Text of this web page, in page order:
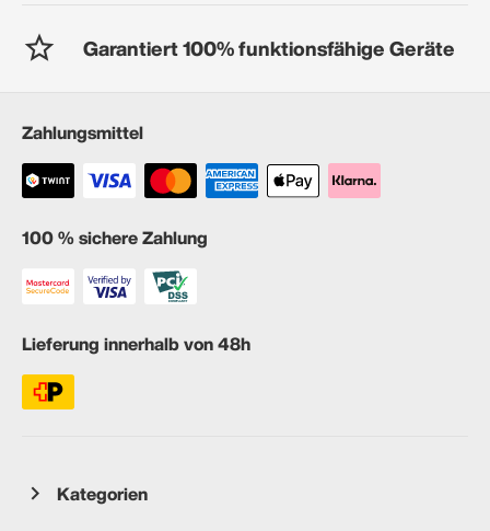
Garantiert 100% funktionsfähige Geräte
Zahlungsmittel
100 % sichere Zahlung
Lieferung innerhalb von 48h
Kategorien